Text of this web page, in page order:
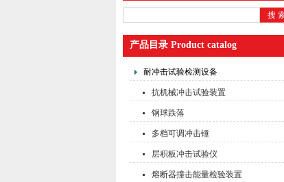
产品目录 Product catalog
耐冲击试验检测设备
抗机械冲击试验装置
钢球跌落
多档可调冲击锤
层积板冲击试验仪
熔断器撞击能量检验装置